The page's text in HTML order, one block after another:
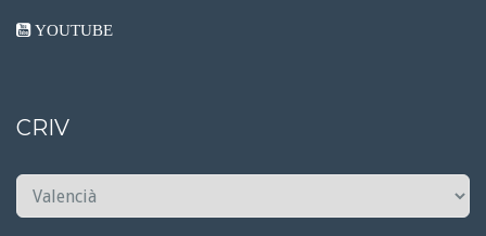
YOUTUBE
CRIV
C
R